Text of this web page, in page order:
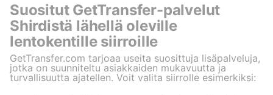
Suositut GetTransfer-palvelut
Shirdistä lähellä oleville
lentokentille siirroille
GetTransfer.com tarjoaa useita suosittuja lisäpalveluja,
jotka on suunniteltu asiakkaiden mukavuutta ja
turvallisuutta ajatellen. Voit valita siirrolle esimerkiksi: